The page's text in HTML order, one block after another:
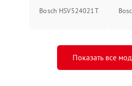
Bosch HSV524021T
Показать все